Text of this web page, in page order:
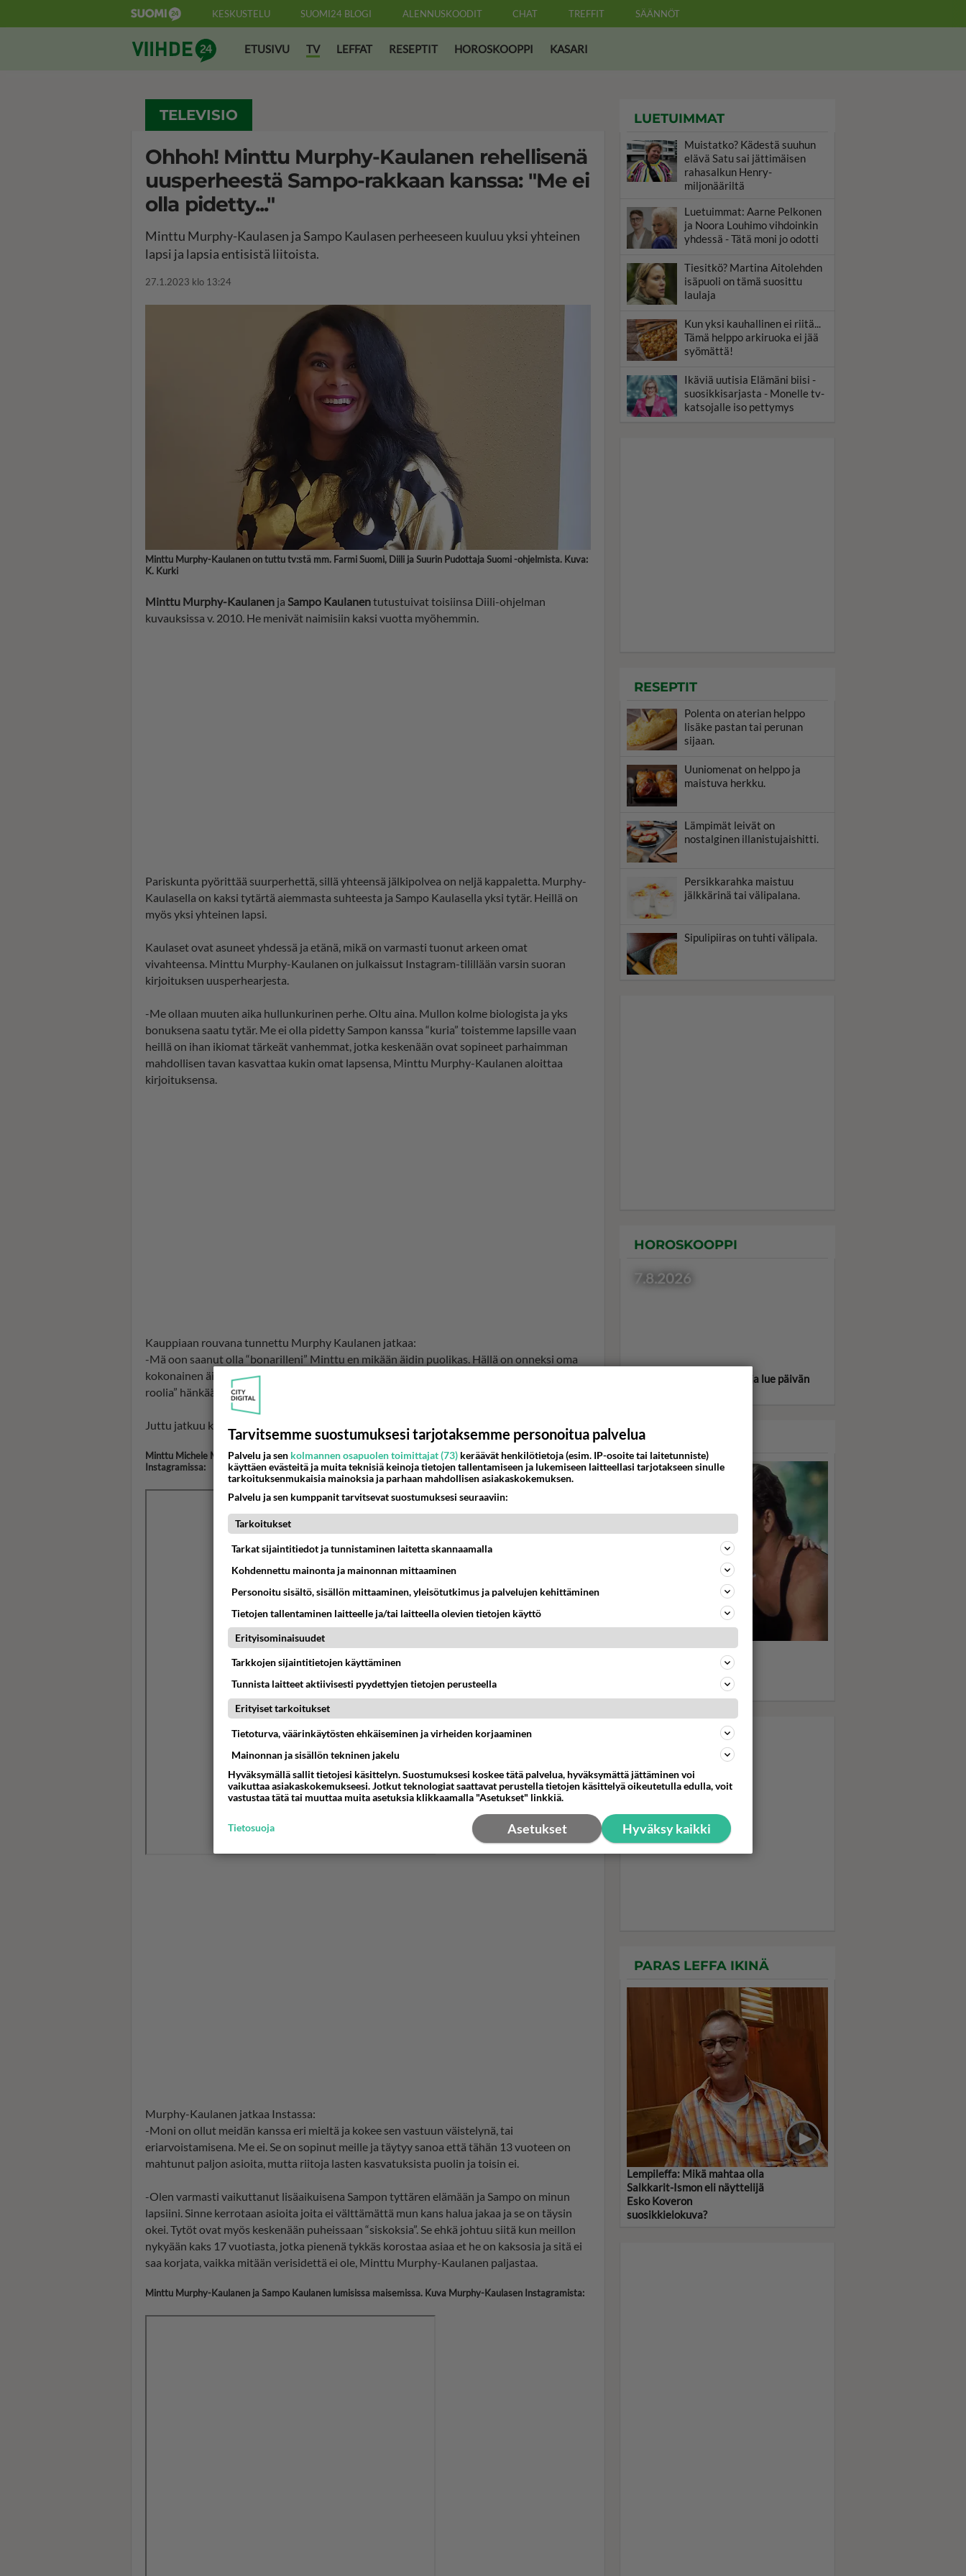
KESKUSTELU SUOMI24 BLOGI ALENNUSKOODIT CHAT TREFFIT SÄÄNNÖT
Suomi24 ViihdeETUSIVU TV LEFFAT RESEPTIT HOROSKOOPPI KASARI
TELEVISIO
Ohhoh! Minttu Murphy-Kaulanen rehellisenä
uusperheestä Sampo-rakkaan kanssa: "Me ei
olla pidetty..."
Minttu Murphy-Kaulasen ja Sampo Kaulasen perheeseen kuuluu yksi yhteinen
lapsi ja lapsia entisistä liitoista.
27.1.2023 klo 13:24
Minttu Murphy-Kaulanen on tuttu tv:stä mm. Farmi Suomi, Diili ja Suurin Pudottaja Suomi -ohjelmista. Kuva:
K. Kurki
Minttu Murphy-Kaulanen ja Sampo Kaulanentutustuivat toisiinsa Diili-ohjelman
kuvauksissa v. 2010. He menivät naimisiin kaksi vuotta myöhemmin.
Pariskunta pyörittää suurperhettä, sillä yhteensä jälkipolvea on neljä kappaletta. Murphy-
Kaulasella on kaksi tytärtä aiemmasta suhteesta ja Sampo Kaulasella yksi tytär. Heillä on
myös yksi yhteinen lapsi.
Kaulaset ovat asuneet yhdessä ja etänä, mikä on varmasti tuonut arkeen omat
vivahteensa. Minttu Murphy-Kaulanen on julkaissut Instagram-tilillään varsin suoran
kirjoituksen uusperhearjesta.
-Me ollaan muuten aika hullunkurinen perhe. Oltu aina. Mullon kolme biologista ja yks
bonuksena saatu tytär. Me ei olla pidetty Sampon kanssa “kuria” toistemme lapsille vaan
heillä on ihan ikiomat tärkeät vanhemmat, jotka keskenään ovat sopineet parhaimman
mahdollisen tavan kasvattaa kukin omat lapsensa, Minttu Murphy-Kaulanen aloittaa
kirjoituksensa.
Kauppiaan rouvana tunnettu Murphy Kaulanen jatkaa:
-Mä oon saanut olla “bonarilleni” Minttu en mikään äidin puolikas. Hällä on onneksi oma
kokonainen äiti, joka hoitaa loistavasti sen tontin. Liioin ei ole Sampo ottanut “puolikasta
roolia” hänkään vaan tytöillä on se ikioma isä.
Juttu jatkuu kuvan jälkeen ->
Minttu Michele Murphy-Kaulanen on jakanut kuvan lapsiperhe-elämästä muutamien vuosien takaa
Instagramissa:
Murphy-Kaulanen jatkaa Instassa:
-Moni on ollut meidän kanssa eri mieltä ja kokee sen vastuun väistelynä, tai
eriarvoistamisena. Me ei. Se on sopinut meille ja täytyy sanoa että tähän 13 vuoteen on
mahtunut paljon asioita, mutta riitoja lasten kasvatuksista puolin ja toisin ei.
-Olen varmasti vaikuttanut lisäaikuisena Sampon tyttären elämään ja Sampo on minun
lapsiini. Sinne kerrotaan asioita joita ei välttämättä mun kans halua jakaa ja se on täysin
okei. Tytöt ovat myös keskenään puheissaan “siskoksia”. Se ehkä johtuu siitä kun meillon
nykyään kaks 17 vuotiasta, jotka pienenä tykkäs korostaa asiaa et he on kaksosia ja sitä ei
saa korjata, vaikka mitään verisidettä ei ole, Minttu Murphy-Kaulanen paljastaa.
Minttu Murphy-Kaulanen ja Sampo Kaulanen lumisissa maisemissa. Kuva Murphy-Kaulasen Instagramista:
LUETUIMMAT
Muistatko? Kädestä suuhun
elävä Satu sai jättimäisen
rahasalkun Henry-
miljonääriltä
Luetuimmat: Aarne Pelkonen
ja Noora Louhimo vihdoinkin
yhdessä - Tätä moni jo odotti
Tiesitkö? Martina Aitolehden
isäpuoli on tämä suosittu
laulaja
Kun yksi kauhallinen ei riitä...
Tämä helppo arkiruoka ei jää
syömättä!
Ikäviä uutisia Elämäni biisi -
suosikkisarjasta - Monelle tv-
katsojalle iso pettymys
RESEPTIT
Polenta on aterian helppo
lisäke pastan tai perunan
sijaan.
Uuniomenat on helppo ja
maistuva herkku.
Lämpimät leivät on
nostalginen illanistujaishitti.
Persikkarahka maistuu
jälkkärinä tai välipalana.
Sipulipiiras on tuhti välipala.
HOROSKOOPPI
7.8.2026
Valitse oma tähtimerkkisi ja lue päivän
KASARI
Muistatko Dirty Dancing -
leffan? Seksikäs Patrick
Swayze sai muuveillaan
teinitytöt pyörryksiin...
PARAS LEFFA IKINÄ
Lempileffa: Mikä mahtaa olla
Salkkarit-Ismon eli näyttelijä
Esko Koveron
suosikkielokuva?
Tarvitsemme suostumuksesi tarjotaksemme personoitua palvelua
Palvelu ja sen kolmannen osapuolen toimittajat (73) keräävät henkilötietoja (esim. IP-osoite tai laitetunniste)
käyttäen evästeitä ja muita teknisiä keinoja tietojen tallentamiseen ja lukemiseen laitteellasi tarjotakseen sinulle
tarkoituksenmukaisia mainoksia ja parhaan mahdollisen asiakaskokemuksen.
Palvelu ja sen kumppanit tarvitsevat suostumuksesi seuraaviin:
Tarkoitukset
Tarkat sijaintitiedot ja tunnistaminen laitetta skannaamalla
Kohdennettu mainonta ja mainonnan mittaaminen
Personoitu sisältö, sisällön mittaaminen, yleisötutkimus ja palvelujen kehittäminen
Tietojen tallentaminen laitteelle ja/tai laitteella olevien tietojen käyttö
Erityisominaisuudet
Tarkkojen sijaintitietojen käyttäminen
Tunnista laitteet aktiivisesti pyydettyjen tietojen perusteella
Erityiset tarkoitukset
Tietoturva, väärinkäytösten ehkäiseminen ja virheiden korjaaminen
Mainonnan ja sisällön tekninen jakelu
Hyväksymällä sallit tietojesi käsittelyn. Suostumuksesi koskee tätä palvelua, hyväksymättä jättäminen voi
vaikuttaa asiakaskokemukseesi. Jotkut teknologiat saattavat perustella tietojen käsittelyä oikeutetulla edulla, voit
vastustaa tätä tai muuttaa muita asetuksia klikkaamalla "Asetukset" linkkiä.
Hyväksy kaikki
Asetukset
Tietosuoja